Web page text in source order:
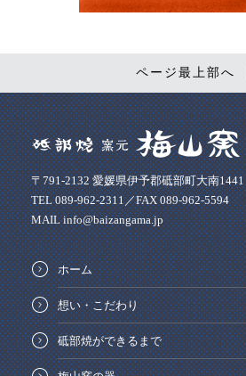
ページ最上部へ
〒791-2132 愛媛県伊予郡砥部町大南1441
TEL 089-962-2311／FAX 089-962-5594
MAIL info@baizangama.jp
ホーム
想い・こだわり
砥部焼ができるまで